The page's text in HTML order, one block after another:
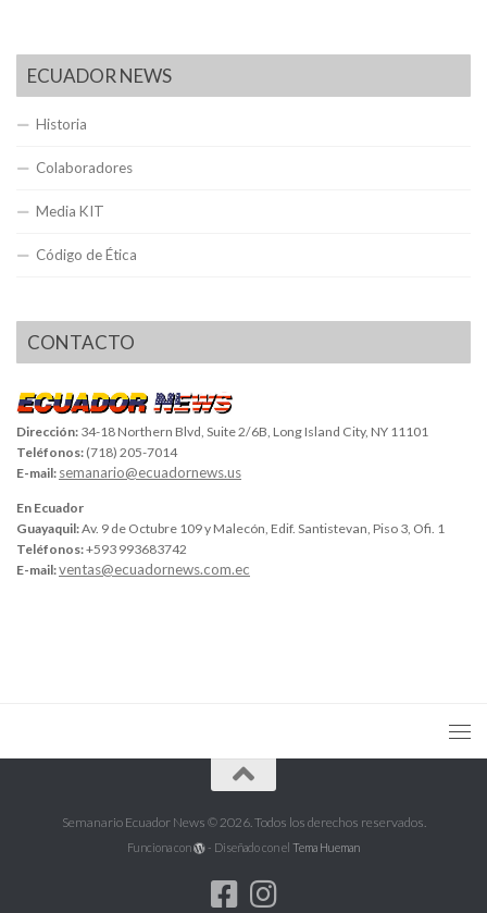
ECUADOR NEWS
Historia
Colaboradores
Media KIT
Código de Ética
CONTACTO
Dirección: 34-18 Northern Blvd, Suite 2/6B, Long Island City, NY 11101
Teléfonos: (718) 205-7014
E-mail: semanario@ecuadornews.us
En Ecuador
Guayaquil:Av. 9 de Octubre 109 y Malecón, Edif. Santistevan, Piso 3, Ofi. 1
Teléfonos:+593 993683742
E-mail:ventas@ecuadornews.com.ec
Semanario Ecuador News © 2026. Todos los derechos reservados.
Funciona con - Diseñado con el Tema Hueman